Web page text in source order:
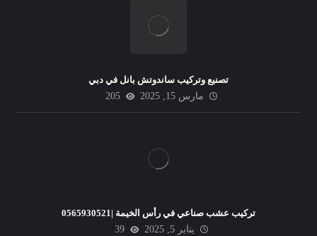
تصنيع وتركيب ساندوتش بانل في دبي
مارس 15, 2025
205
تركيب عشب صناعي في رأس الخيمة |0565930521
يناير 5, 2025
39